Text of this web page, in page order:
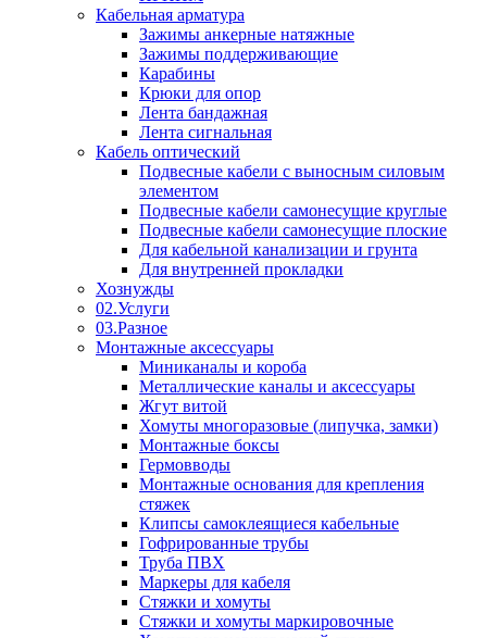
Кабельная арматура
Зажимы анкерные натяжные
Зажимы поддерживающие
Карабины
Крюки для опор
Лента бандажная
Лента сигнальная
Кабель оптический
Подвесные кабели с выносным силовым
элементом
Подвесные кабели самонесущие круглые
Подвесные кабели самонесущие плоские
Для кабельной канализации и грунта
Для внутренней прокладки
Хознужды
02.Услуги
03.Разное
Монтажные аксессуары
Миниканалы и короба
Металлические каналы и аксессуары
Жгут витой
Хомуты многоразовые (липучка, замки)
Монтажные боксы
Гермовводы
Монтажные основания для крепления
стяжек
Клипсы самоклеящиеся кабельные
Гофрированные трубы
Труба ПВХ
Маркеры для кабеля
Стяжки и хомуты
Стяжки и хомуты маркировочные